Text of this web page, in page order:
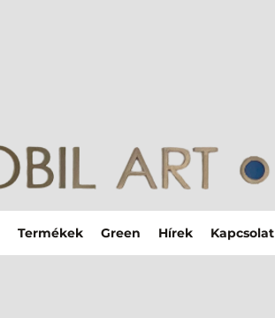
Termékek Green Hírek Kapcsolat